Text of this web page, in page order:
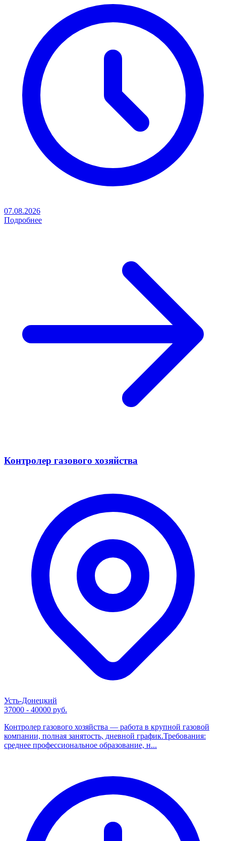
07.08.2026
Подробнее
Контролер газового хозяйства
Усть-Донецкий
37000 - 40000 руб.
Контролер газового хозяйства — работа в крупной газовой
компании, полная занятость, дневной график.Требования:
среднее профессиональное образование, н...